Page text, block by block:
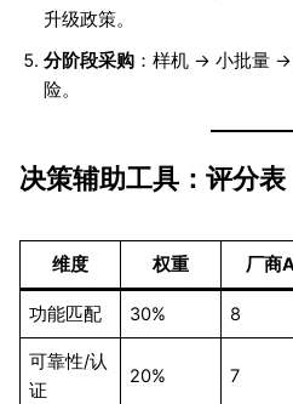
升级政策。
分阶段采购：样机 → 小批量 →
险。
决策辅助工具：评分表
维度 权重 厂商
功能匹配 30% 8
可靠性/认
证
20% 7